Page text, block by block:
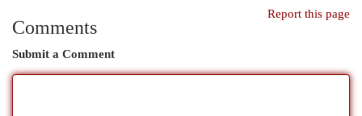
Report this page
Comments
Submit a Comment